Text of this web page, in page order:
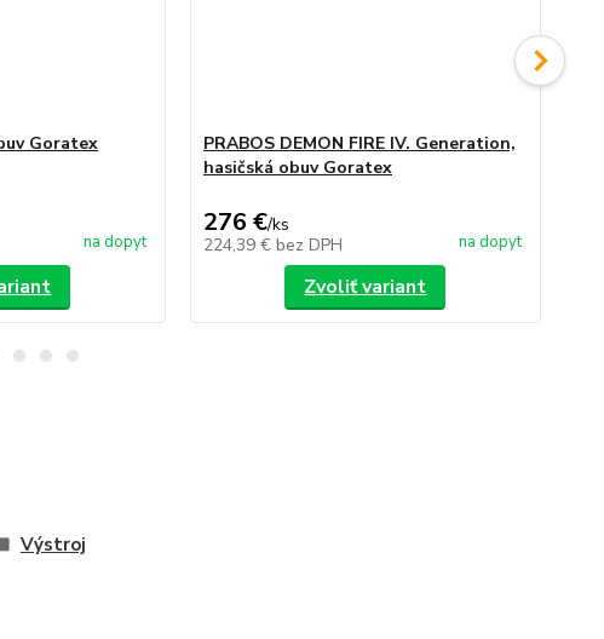
Goratex
na dopyt
PRABOS DEMON FIRE IV. Generation,
hasičská obuv Goratex
276 €/ks
224,39 € bez DPH na dopyt
Zvoliť variant
Výstroj